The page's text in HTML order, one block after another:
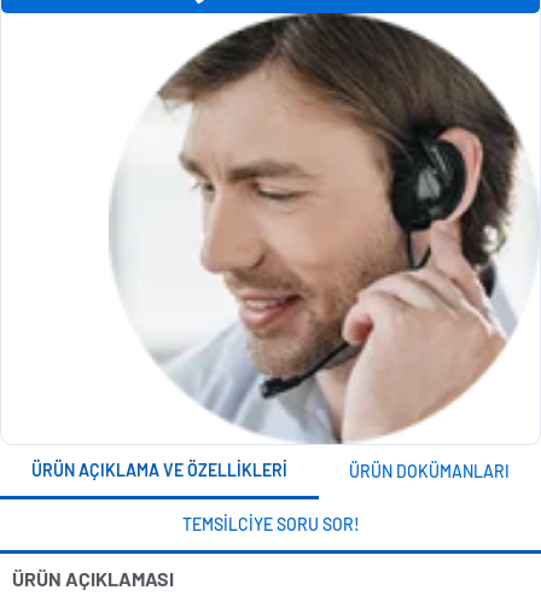
ÜRÜN AÇIKLAMA VE ÖZELLIKLERI ÜRÜN DOKÜMANLARI
TEMSILCIYE SORU SOR!
ÜRÜN AÇIKLAMASI